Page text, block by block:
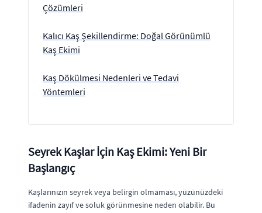
Çözümleri
Kalıcı Kaş Şekillendirme: Doğal Görünümlü
Kaş Ekimi
Kaş Dökülmesi Nedenleri ve Tedavi
Yöntemleri
Seyrek Kaşlar İçin Kaş Ekimi: Yeni Bir
Başlangıç
Kaşlarınızın seyrek veya belirgin olmaması, yüzünüzdeki
ifadenin zayıf ve soluk görünmesine neden olabilir. Bu